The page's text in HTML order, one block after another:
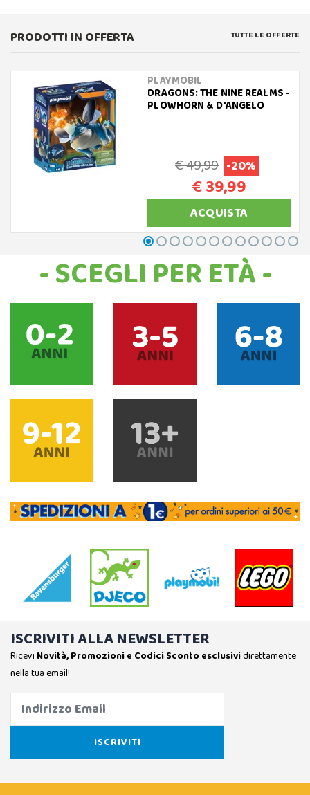
PRODOTTI IN OFFERTA TUTTE LE OFFERTE
PLAYMOBIL
DRAGONS: THE NINE REALMS -
PLOWHORN & D'ANGELO
€ 49,99 -20%
€ 39,99
ACQUISTA
- SCEGLI PER ETÀ -
ISCRIVITI ALLA NEWSLETTER
Ricevi Novità, Promozioni e Codici Sconto esclusividirettamente
nella tua email!